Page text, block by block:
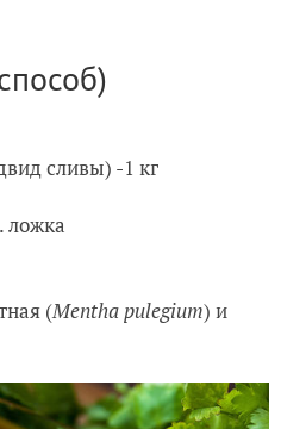
сливы) -1 кг
ложка
(Mentha pulegium) и